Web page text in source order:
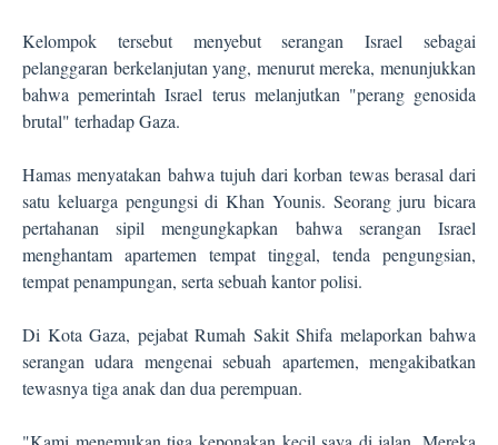
Kelompok tersebut menyebut serangan Israel sebagai
pelanggaran berkelanjutan yang, menurut mereka, menunjukkan
bahwa pemerintah Israel terus melanjutkan "perang genosida
brutal" terhadap Gaza.
Hamas menyatakan bahwa tujuh dari korban tewas berasal dari
satu keluarga pengungsi di Khan Younis. Seorang juru bicara
pertahanan sipil mengungkapkan bahwa serangan Israel
menghantam apartemen tempat tinggal, tenda pengungsian,
tempat penampungan, serta sebuah kantor polisi.
Di Kota Gaza, pejabat Rumah Sakit Shifa melaporkan bahwa
serangan udara mengenai sebuah apartemen, mengakibatkan
tewasnya tiga anak dan dua perempuan.